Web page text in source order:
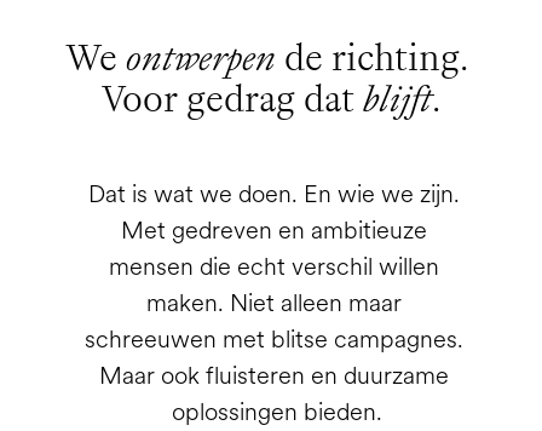
We ontwerpen de richting.
Voor gedrag dat blijft.
Dat is wat we doen. En wie we zijn.
Met gedreven en ambitieuze
mensen die echt verschil willen
maken. Niet alleen maar
schreeuwen met blitse campagnes.
Maar ook fluisteren en duurzame
oplossingen bieden.